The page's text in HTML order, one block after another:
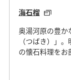
海石榴
奥湯河原の豊か
（つばき）」
の懐石料理をお